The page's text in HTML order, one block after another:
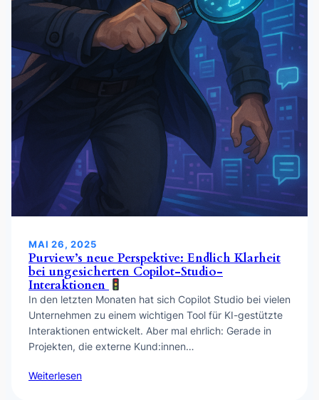
MAI 26, 2025
Purview’s neue Perspektive: Endlich Klarheit
bei ungesicherten Copilot-Studio-
Interaktionen
In den letzten Monaten hat sich Copilot Studio bei vielen
Unternehmen zu einem wichtigen Tool für KI-gestützte
Interaktionen entwickelt. Aber mal ehrlich: Gerade in
Projekten, die externe Kund:innen…
Weiterlesen